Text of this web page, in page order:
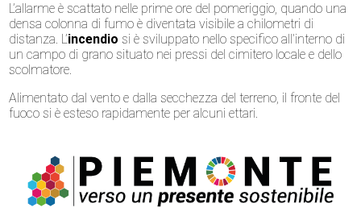
L’allarme è scattato nelle prime ore del pomeriggio, quando una
densa colonna di fumo è diventata visibile a chilometri di
distanza. L’incendio si è sviluppato nello specifico all’interno di
un campo di grano situato nei pressi del cimitero locale e dello
scolmatore.
Alimentato dal vento e dalla secchezza del terreno, il fronte del
fuoco si è esteso rapidamente per alcuni ettari.